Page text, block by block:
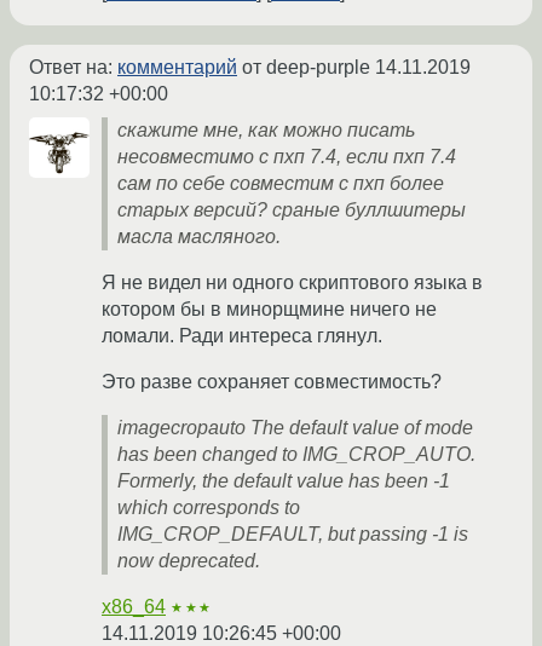
Ответ на: комментарий от deep-purple 14.11.2019
10:17:32 +00:00
скажите мне, как можно писать
несовместимо с пхп 7.4, если пхп 7.4
сам по себе совместим с пхп более
старых версий? сраные буллшитеры
масла масляного.
Я не видел ни одного скриптового языка в
котором бы в минорщмине ничего не
ломали. Ради интереса глянул.
Это разве сохраняет совместимость?
imagecropauto The default value of mode
has been changed to IMG_CROP_AUTO.
Formerly, the default value has been -1
which corresponds to
IMG_CROP_DEFAULT, but passing -1 is
now deprecated.
x86_64 ★★★
14.11.2019 10:26:45 +00:00